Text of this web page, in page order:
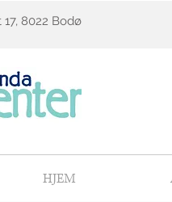
8022 Bodø
HJEM